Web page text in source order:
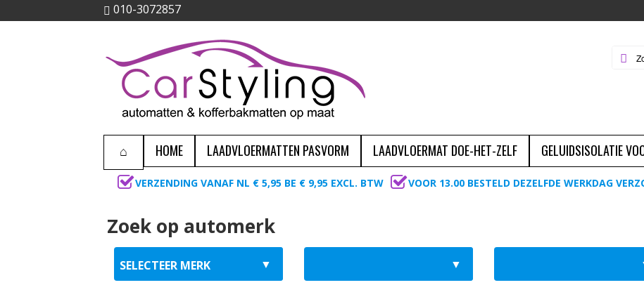
010-3072857
HOME LAADVLOERMATTEN PASVORM LAADVLOERMAT DOE-HET-ZELF GELUIDSISOLATIE
VERZENDING VANAF NL € 5,95 BE € 9,95 EXCL. BTW VOOR 13.00 BESTELD DEZELFDE WERKDAG
Zoek op automerk